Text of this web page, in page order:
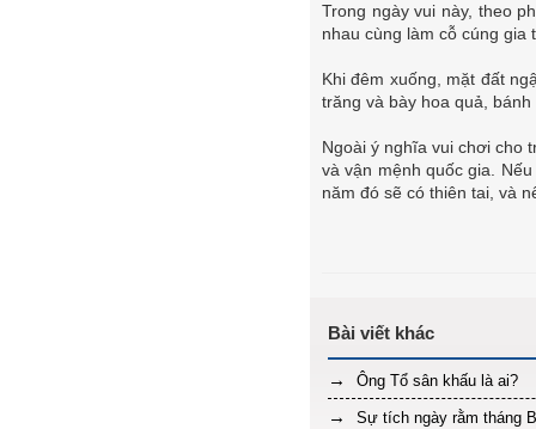
Trong ngày vui này, theo
nhau cùng làm cỗ cúng gia
Khi đêm xuống, mặt đất
trăng và bày hoa quả,
Ngoài ý nghĩa vui chơi cho
và vận mệnh quốc gia.
năm đó sẽ có thiên tai, và
Ông Tổ sân khấu là ai?
Sự tích ngày rằm tháng